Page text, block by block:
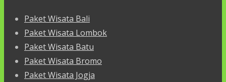
Paket Wisata Bali
Paket Wisata Lombok
Paket Wisata Batu
Paket Wisata Bromo
Paket Wisata Jogja